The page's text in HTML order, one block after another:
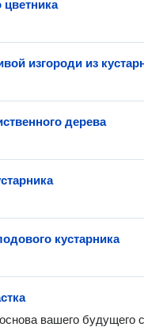
цветника
изгороди из
дерева
кустарника
вашего будущего